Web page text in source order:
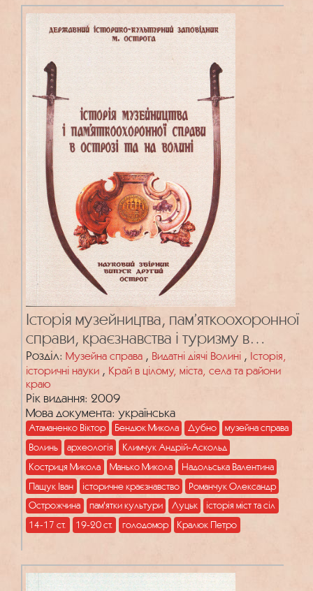
Історія музейництва, пам’яткоохоронної
справи, краєзнавства і туризму в
Острозі та на Волині. Вип. 2
Розділ: Музейна справа , Видатні діячі Волині , Історія,
історичні науки , Край в цілому, міста, села та райони
краю
Рік видання: 2009
Мова документа: українська
Атаманенко Віктор Бендюк Микола Дубно
музейна справа
Волинь
археологія
Климчук Андрій-Аскольд
Костриця Микола
Манько Микола
Надольська Валентина
Пащук Іван
історичне краєзнавство
Романчук Олександр
Острожчина
пам'ятки культури Луцьк
історія міст та сіл
14-17 ст.
19-20 ст. голодомор Кралюк Петро